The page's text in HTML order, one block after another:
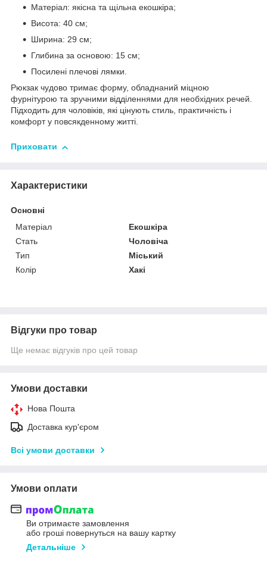
Матеріал: якісна та щільна екошкіра;
Висота: 40 см;
Ширина: 29 см;
Глибина за основою: 15 см;
Посилені плечові лямки.
Рюкзак чудово тримає форму, обладнаний міцною
фурнітурою та зручними відділеннями для необхідних речей.
Підходить для чоловіків, які цінують стиль, практичність і
комфорт у повсякденному житті.
Приховати
Характеристики
Основні
Матеріал
Екошкіра
Стать
Чоловіча
Тип
Міський
Колір
Хакі
Відгуки про товар
Ще немає відгуків про цей товар
Умови доставки
Нова Пошта
Доставка кур'єром
Всі умови доставки
Умови оплати
Ви отримаєте замовлення
або гроші повернуться на вашу картку
Детальніше